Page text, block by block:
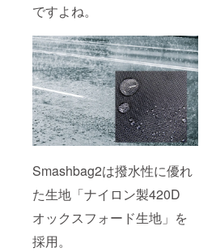
ですよね。
Smashbag2は撥水性に優れ
た生地「ナイロン製420D
オックスフォード生地」を
採用。